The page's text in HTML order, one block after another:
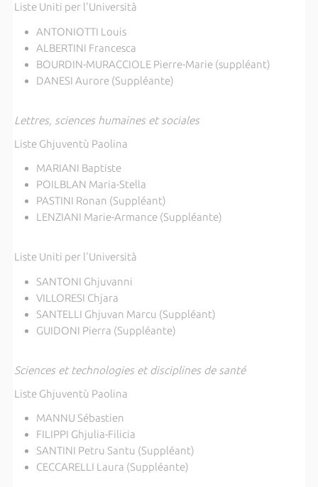
Liste Uniti per l'Università
ANTONIOTTI Louis
ALBERTINI Francesca
BOURDIN-MURACCIOLE Pierre-Marie (suppléant)
DANESI Aurore (Suppléante)
Lettres, sciences humaines et sociales
Liste Ghjuventù Paolina
MARIANI Baptiste
POILBLAN Maria-Stella
PASTINI Ronan (Suppléant)
LENZIANI Marie-Armance (Suppléante)
Liste Uniti per l'Università
SANTONI Ghjuvanni
VILLORESI Chjara
SANTELLI Ghjuvan Marcu (Suppléant)
GUIDONI Pierra (Suppléante)
Sciences et technologies et disciplines de santé
Liste Ghjuventù Paolina
MANNU Sébastien
FILIPPI Ghjulia-Filicia
SANTINI Petru Santu (Suppléant)
CECCARELLI Laura (Suppléante)